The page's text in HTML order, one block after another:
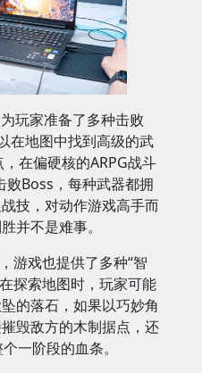
玩家准备了多种击败
地图中找到高级的武
在偏硬核的ARPG战斗
败Boss，每种武器都拥
技，对动作游戏高手而
并不是难事。
游戏也提供了多种“智
探索地图时，玩家可能
的落石，如果以巧妙角
毁敌方的木制据点，还
一阶段的血条。